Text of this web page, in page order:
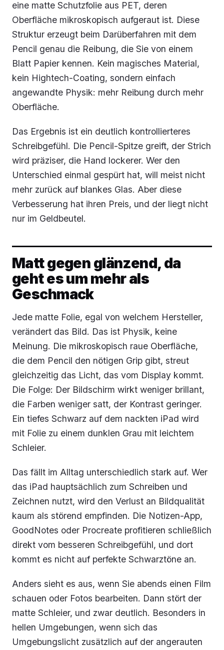
eine matte Schutzfolie aus PET, deren
Oberfläche mikroskopisch aufgeraut ist. Diese
Struktur erzeugt beim Darüberfahren mit dem
Pencil genau die Reibung, die Sie von einem
Blatt Papier kennen. Kein magisches Material,
kein Hightech-Coating, sondern einfach
angewandte Physik: mehr Reibung durch mehr
Oberfläche.
Das Ergebnis ist ein deutlich kontrollierteres
Schreibgefühl. Die Pencil-Spitze greift, der Strich
wird präziser, die Hand lockerer. Wer den
Unterschied einmal gespürt hat, will meist nicht
mehr zurück auf blankes Glas. Aber diese
Verbesserung hat ihren Preis, und der liegt nicht
nur im Geldbeutel.
Matt gegen glänzend, da
geht es um mehr als
Geschmack
Jede matte Folie, egal von welchem Hersteller,
verändert das Bild. Das ist Physik, keine
Meinung. Die mikroskopisch raue Oberfläche,
die dem Pencil den nötigen Grip gibt, streut
gleichzeitig das Licht, das vom Display kommt.
Die Folge: Der Bildschirm wirkt weniger brillant,
die Farben weniger satt, der Kontrast geringer.
Ein tiefes Schwarz auf dem nackten iPad wird
mit Folie zu einem dunklen Grau mit leichtem
Schleier.
Das fällt im Alltag unterschiedlich stark auf. Wer
das iPad hauptsächlich zum Schreiben und
Zeichnen nutzt, wird den Verlust an Bildqualität
kaum als störend empfinden. Die Notizen-App,
GoodNotes oder Procreate profitieren schließlich
direkt vom besseren Schreibgefühl, und dort
kommt es nicht auf perfekte Schwarztöne an.
Anders sieht es aus, wenn Sie abends einen Film
schauen oder Fotos bearbeiten. Dann stört der
matte Schleier, und zwar deutlich. Besonders in
hellen Umgebungen, wenn sich das
Umgebungslicht zusätzlich auf der angerauten